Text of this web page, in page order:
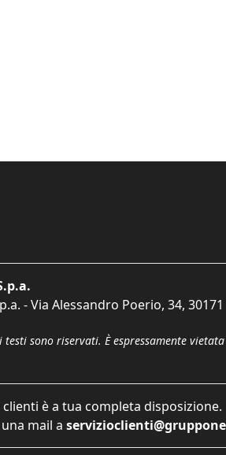
- Via Alessandro Poerio, 34, 30171
sono riservati. È espressamente
è a tua completa disposizione.
mail a